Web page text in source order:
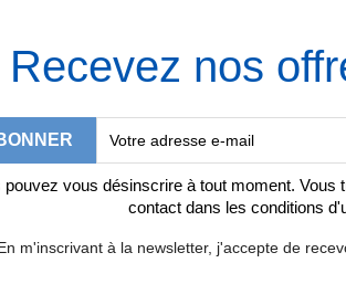
Recevez nos
pouvez vous désinscrire à tout moment. Vous
contact dans les conditions
m'inscrivant à la newsletter, j'accepte de